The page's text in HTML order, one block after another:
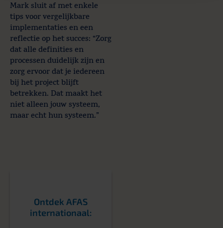
Mark sluit af met enkele
tips voor vergelijkbare
implementaties en een
reflectie op het succes: “Zorg
dat alle definities en
processen duidelijk zijn en
zorg ervoor dat je iedereen
bij het project blijft
betrekken. Dat maakt het
niet alleen jouw systeem,
maar echt hun systeem.”
Ontdek AFAS
internationaal: